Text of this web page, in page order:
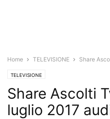
Home TELEVISIONE Share
TELEVISIONE
Share Ascolti
luglio 2017